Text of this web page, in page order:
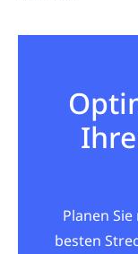
Planen
besten